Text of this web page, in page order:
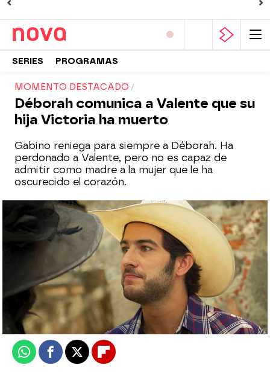
SERIES PROGRAMAS
MOMENTO DESTACADO
Déborah comunica a Valente que su
hija Victoria ha muerto
Gabino reniega para siempre a Déborah. Ha
perdonado a Valente, pero no es capaz de
admitir como madre a la mujer que le ha
oscurecido el corazón.
Nova
Publicado: 06 de junio de 2026, 15:00
WhatsappFacebook
X Flipboard